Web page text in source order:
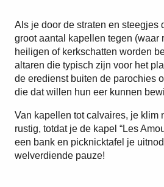
Als je door de straten en steegjes
groot aantal kapellen tegen (waar
heiligen of kerkschatten worden
altaren die typisch zijn voor het
de eredienst buiten de parochies
die dat willen hun eer kunnen
Van kapellen tot calvaires, je klim
rustig, totdat je de kapel “Les
een bank en picknicktafel je
welverdiende pauze!